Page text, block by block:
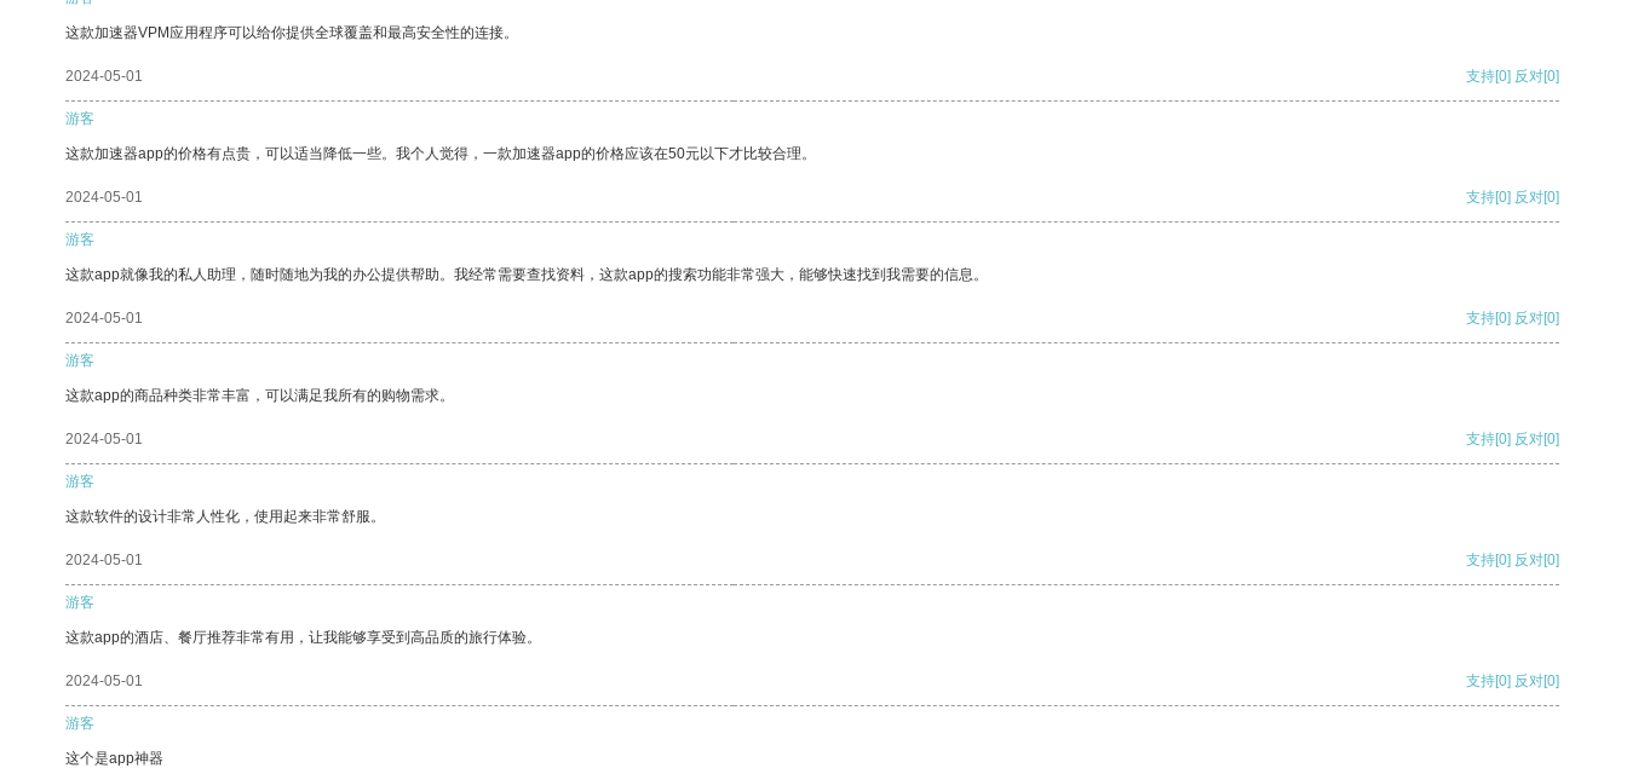
这款加速器VPM应用程序可以给你提供全球覆盖和最高安全性的连接。
2024-05-01 支持[0] 反对[0]
游客
这款加速器app的价格有点贵，可以适当降低一些。我个人觉得，一款加速器app的价格应该在50元以下才比较合理。
2024-05-01 支持[0] 反对[0]
游客
这款app就像我的私人助理，随时随地为我的办公提供帮助。我经常需要查找资料，这款app的搜索功能非常强大，能够快速找到我需要的信息。
2024-05-01 支持[0] 反对[0]
游客
这款app的商品种类非常丰富，可以满足我所有的购物需求。
2024-05-01 支持[0] 反对[0]
游客
这款软件的设计非常人性化，使用起来非常舒服。
2024-05-01 支持[0] 反对[0]
游客
这款app的酒店、餐厅推荐非常有用，让我能够享受到高品质的旅行体验。
2024-05-01 支持[0] 反对[0]
游客
这个是app神器